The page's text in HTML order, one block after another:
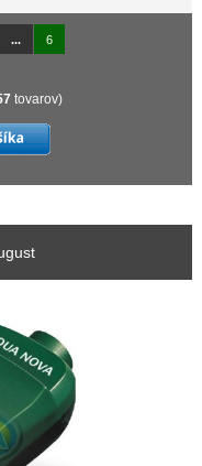
... 6
tovarov)